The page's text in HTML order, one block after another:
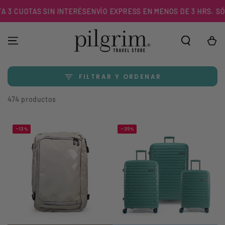
CONTENIDO
SIN INTERÉSENVÍO EXPRESS EN MENOS DE 3 HRS. SÓLO EN
Carrito
FILTRAR Y ORDENAR
474 productos
–13% –35%